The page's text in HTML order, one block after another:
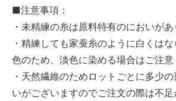
■注意事項：
・未精練の糸は原料特有のにおいがあ
・精練しても家蚕糸のように白くは
色のため、淡色に染める場合はご注意
・天然繊維のためロットごとに多少
いがございますのでご注文の際は不